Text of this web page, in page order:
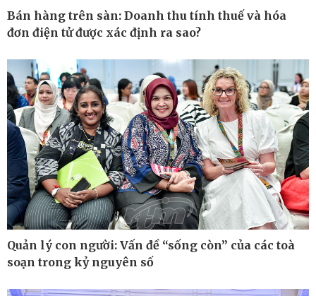
Thế giới
Cuộc sống đó đây
Multimedia
Video
Bán hàng trên sàn: Doanh thu tính thuế và hóa
đơn điện tử được xác định ra sao?
Quản lý con người: Vấn đề “sống còn” của các toà
soạn trong kỷ nguyên số